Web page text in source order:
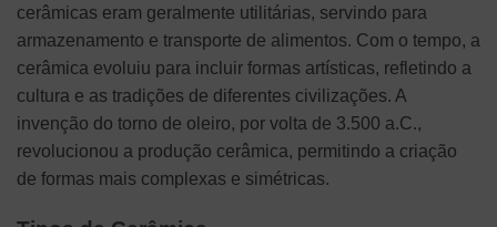
cerâmicas eram geralmente utilitárias, servindo para
armazenamento e transporte de alimentos. Com o tempo, a
cerâmica evoluiu para incluir formas artísticas, refletindo a
cultura e as tradições de diferentes civilizações. A
invenção do torno de oleiro, por volta de 3.500 a.C.,
revolucionou a produção cerâmica, permitindo a criação
de formas mais complexas e simétricas.